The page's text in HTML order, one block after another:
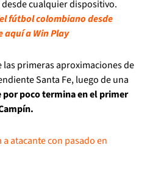
cualquier dispositivo.
fútbol colombiano desde
aquí a Win Play
las primeras aproximaciones de
Santa Fe, luego de una
por poco termina en el primer
atacante con pasado en